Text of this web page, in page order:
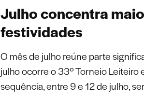
Julho concentra
festividades
O mês de julho reúne parte
julho ocorre o 33º Torneio Leiteiro
sequência, entre 9 e 12 de julho,